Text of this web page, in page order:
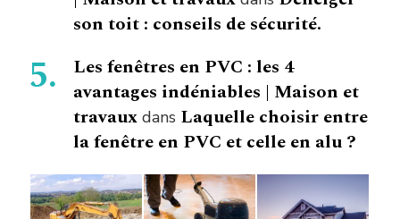
son toit : conseils de sécurité.
Les fenêtres en PVC : les 4
avantages indéniables | Maison et
travaux dans Laquelle choisir entre
la fenêtre en PVC et celle en alu ?